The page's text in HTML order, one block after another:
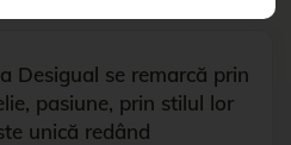
Desigual se remarcă prin
pasiune, prin stilul lor
unică redând